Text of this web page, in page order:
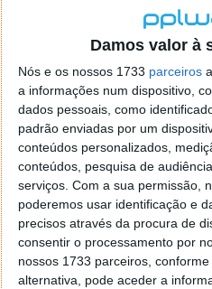
Damos valor à
Nós e os nossos 1733 parceiros
a informações num dispositivo,
dados pessoais, como
padrão enviadas por um
conteúdos personalizados,
conteúdos, pesquisa de
serviços. Com a sua permissão,
poderemos usar identificação e
precisos através da procura de
consentir o processamento por
nossos 1733 parceiros,
alternativa, pode aceder a
Os testes de desempenho
Sonnet supera o GPT-4em
conhecimentos gerais e
programação. Também se
problemas matemáticos.
À primeira vista, pode
pronto para assumir as
nível básico. No entanto, a
utilização mais alargada
programação. Por
carregar um ficheiro CSV,
para processar os dados e